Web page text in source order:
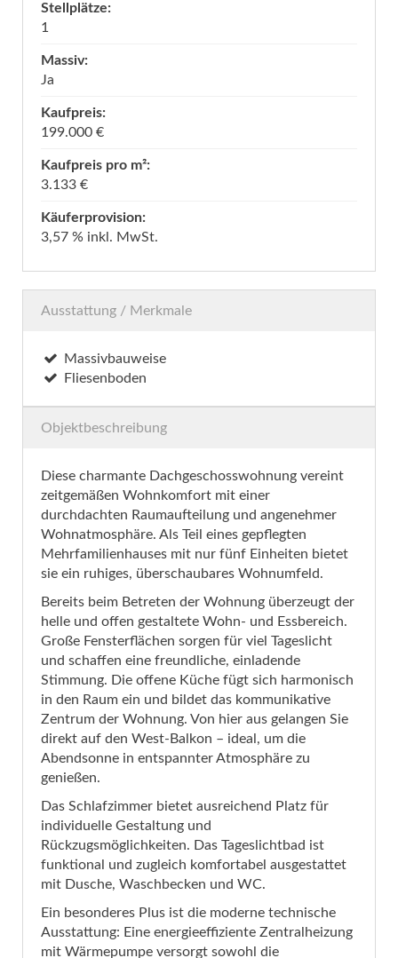
Stellplätze:
1
Massiv:
Ja
Kaufpreis:
199.000 €
Kaufpreis pro m²:
3.133 €
Käuferprovision:
3,57 % inkl. MwSt.
Ausstattung / Merkmale
Massivbauweise
Fliesenboden
Objektbeschreibung
Diese charmante Dachgeschosswohnung vereint
zeitgemäßen Wohnkomfort mit einer
durchdachten Raumaufteilung und angenehmer
Wohnatmosphäre. Als Teil eines gepflegten
Mehrfamilienhauses mit nur fünf Einheiten bietet
sie ein ruhiges, überschaubares Wohnumfeld.
Bereits beim Betreten der Wohnung überzeugt der
helle und offen gestaltete Wohn- und Essbereich.
Große Fensterflächen sorgen für viel Tageslicht
und schaffen eine freundliche, einladende
Stimmung. Die offene Küche fügt sich harmonisch
in den Raum ein und bildet das kommunikative
Zentrum der Wohnung. Von hier aus gelangen Sie
direkt auf den West-Balkon – ideal, um die
Abendsonne in entspannter Atmosphäre zu
genießen.
Das Schlafzimmer bietet ausreichend Platz für
individuelle Gestaltung und
Rückzugsmöglichkeiten. Das Tageslichtbad ist
funktional und zugleich komfortabel ausgestattet
mit Dusche, Waschbecken und WC.
Ein besonderes Plus ist die moderne technische
Ausstattung: Eine energieeffiziente Zentralheizung
mit Wärmepumpe versorgt sowohl die